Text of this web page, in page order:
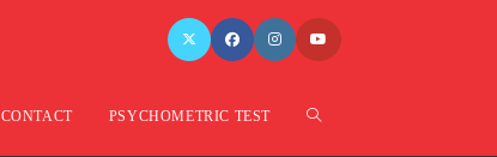
CONTACT PSYCHOMETRIC TEST